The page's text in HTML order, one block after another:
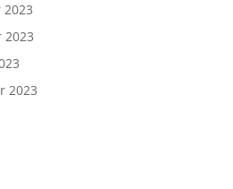
2023
2023
2023